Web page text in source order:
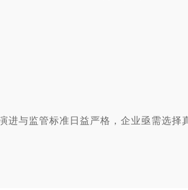
进与监管标准日益严格，企业亟需选择